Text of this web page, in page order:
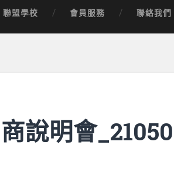
聯盟學校 會員服務 聯絡我們
說明會